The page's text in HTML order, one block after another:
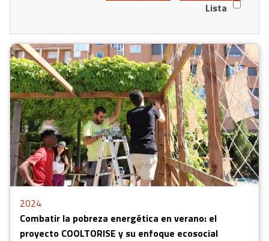
Lista
2024
Combatir la pobreza energética en verano: el
proyecto COOLTORISE y su enfoque ecosocial